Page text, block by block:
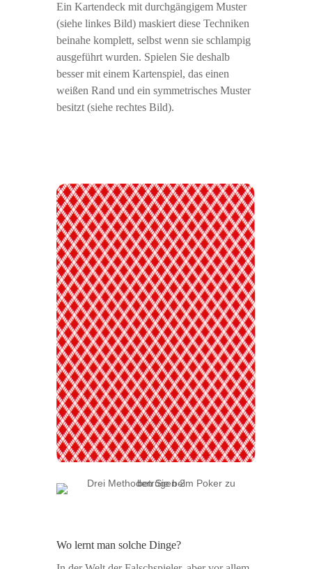
Ein Kartendeck mit durchgängigem Muster
(siehe linkes Bild) maskiert diese Techniken
beinahe komplett, selbst wenn sie schlampig
ausgeführt wurden. Spielen Sie deshalb
besser mit einem Kartenspiel, das einen
weißen Rand und ein symmetrisches Muster
besitzt (siehe rechtes Bild).
Wo lernt man solche Dinge?